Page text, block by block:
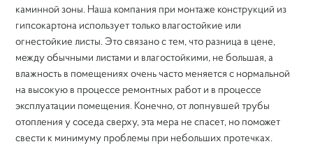
каминной зоны. Наша компания при монтаже конструкций из
гипсокартона использует только влагостойкие или
огнестойкие листы. Это связано с тем, что разница в цене,
между обычными листами и влагостойкими, не большая, а
влажность в помещениях очень часто меняется с нормальной
на высокую в процессе ремонтных работ и в процессе
эксплуатации помещения. Конечно, от лопнувшей трубы
отопления у соседа сверху, эта мера не спасет, но поможет
свести к минимуму проблемы при небольших протечках.